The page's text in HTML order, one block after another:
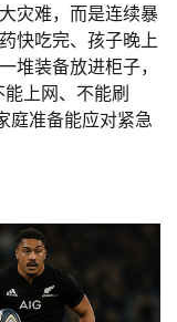
灾难，而是连续暴
快吃完、孩子晚上
堆装备放进柜子，
上网、不能刷
庭准备能应对紧急